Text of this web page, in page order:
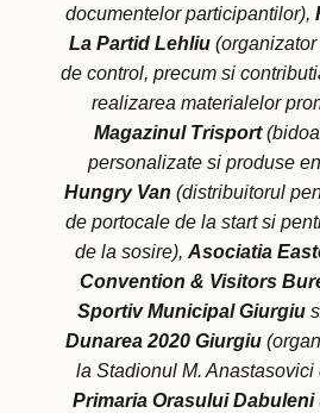
documentelor participantilor),
La Partid Lehliu(organizator
de control, precum si
realizarea materialelor
Magazinul Trisport
personalizate si produse
Hungry Van (distribuitorul
de portocale de la start si
de la sosire), Asociatia
Convention & Visitors
Sportiv Municipal Giurgiu
Dunarea 2020 Giurgiu
la Stadionul M. Anastasovici
Primaria Orasului Dabuleni